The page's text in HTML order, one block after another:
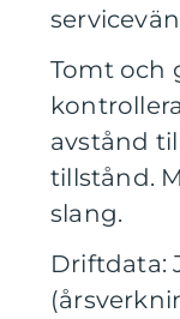
Tomt och
avstånd
tillstånd.
slang.
Driftdata: